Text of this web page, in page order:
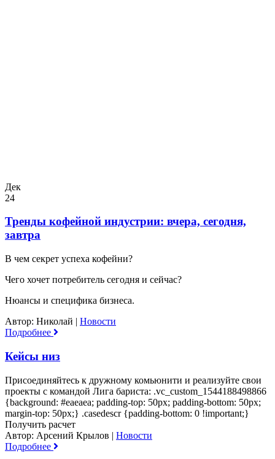
Дек
24
Тренды кофейной индустрии: вчера, сегодня,
завтра
В чем секрет успеха кофейни?
Чего хочет потребитель сегодня и сейчас?
Нюансы и специфика бизнеса.
Автор: Николай | Новости
Подробнее
Кейсы низ
Присоединяйтесь к дружному комьюнити и реализуйте свои
проекты с командой Лига бариста: .vc_custom_1544188498866
{background: #eaeaea; padding-top: 50px; padding-bottom: 50px;
margin-top: 50px;} .casedescr {padding-bottom: 0 !important;}
Получить расчет
Автор: Арсений Крылов | Новости
Подробнее